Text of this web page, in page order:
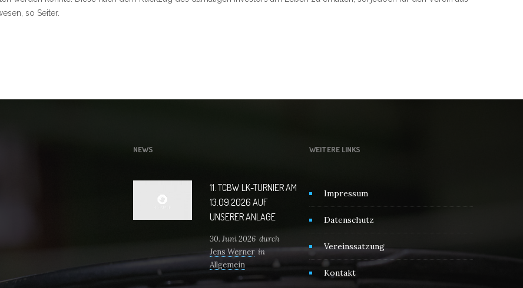
so Seiter.
NEWS
11. TCBW LK-TURNIER AM
13.09.2026 AUF
UNSERER ANLAGE
30. Juni 2026 durch
Jens Werner in
Allgemein
Anmeldung über
WEITERE LINKS
Impressum
Datenschutz
Vereinssatzung
Kontakt